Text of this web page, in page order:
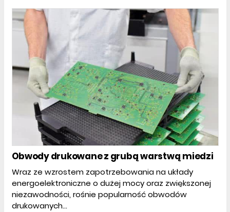
Obwody drukowane z grubą warstwą miedzi
Wraz ze wzrostem zapotrzebowania na układy
energoelektroniczne o dużej mocy oraz zwiększonej
niezawodności, rośnie popularność obwodów
drukowanych...